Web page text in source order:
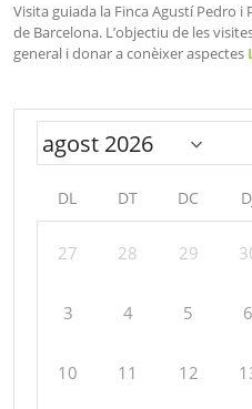
Visita guiada la Finca Agustí Pedro
de Barcelona. L’objectiu de les
general i donar a conèixer aspectes
DL DT DC
27 28 29
3 4 5 6
10 11 12